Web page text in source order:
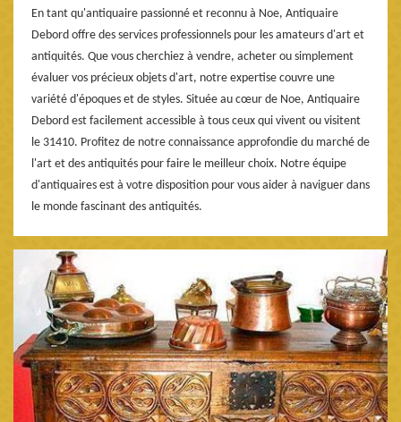
En tant qu'antiquaire passionné et reconnu à Noe, Antiquaire
Debord offre des services professionnels pour les amateurs d'art et
antiquités. Que vous cherchiez à vendre, acheter ou simplement
évaluer vos précieux objets d'art, notre expertise couvre une
variété d'époques et de styles. Située au cœur de Noe, Antiquaire
Debord est facilement accessible à tous ceux qui vivent ou visitent
le 31410. Profitez de notre connaissance approfondie du marché de
l'art et des antiquités pour faire le meilleur choix. Notre équipe
d'antiquaires est à votre disposition pour vous aider à naviguer dans
le monde fascinant des antiquités.